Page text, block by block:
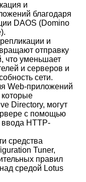
и
благодаря
DAOS (Domino
и
отправку
что уменьшает
и серверов и
сети.
Web-приложений
которые
Directory, могут
с помощью
ввода HTTP-
средства
Tuner,
правил
средой Lotus